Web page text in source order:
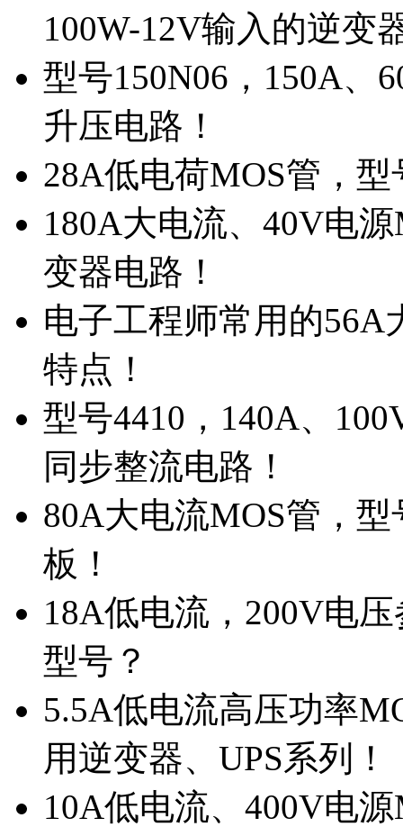
100W-12V输入的逆变
型号150N06，150A、
升压电路！
28A低电荷MOS管，
180A大电流、40V电
变器电路！
电子工程师常用的56A
特点！
型号4410，140A、
同步整流电路！
80A大电流MOS管，
板！
18A低电流，200V电
型号？
5.5A低电流高压功率
用逆变器、UPS系列！
10A低电流、400V电